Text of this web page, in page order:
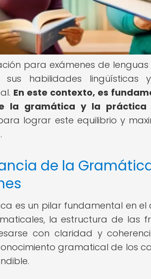
para exámenes de
sus habilidades lingüísticas
En este contexto, es
la gramática y la práctica
lograr este equilibrio y
de la
es un pilar fundamental en
la estructura de las
con claridad y
gramatical de los